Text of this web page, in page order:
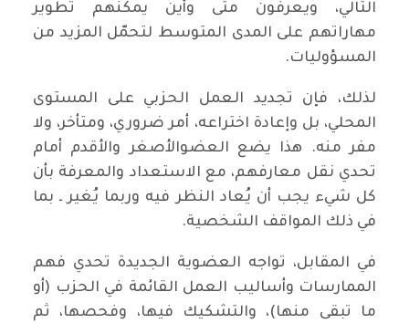
التالي، ويعرفون متى وأين يمكنهم تطوير
مهاراتهم على المدى المتوسط لتحمّل المزيد من
المسؤوليات.
لذلك، فإن تجديد العمل الحزبي على المستوى
المحلي، بل وإعادة اختراعه، أمر ضروري، ومتأخر، ولا
مفر منه. هذا يضع العضوالأصغر والأقدم أمام
تحدي نقل معارفهم، مع الاستعداد والمعرفة بأن
كل شيء يجب أن يُعاد النظر فيه وربما يُغير ـ بما
في ذلك المواقف الشخصية.
في المقابل، تواجه العضوية الجديدة تحدي فهم
الممارسات وأساليب العمل القائمة في الحزب (أو
ما تبقى منها)، والتشكيك فيها، وفحصها، ثم